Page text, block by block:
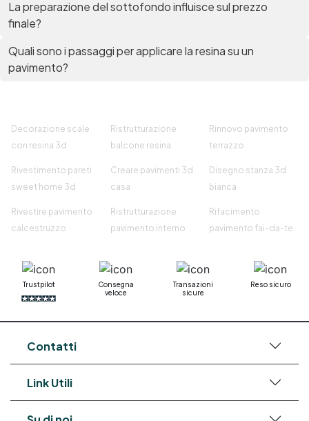
La preparazione del sottofondo influisce sul prezzo
finale?
Quali sono i passaggi per applicare la resina su un
pavimento?
Decorazione scale
con resina 3d
Ristrutturazione
balcone resina
Rinnovo pavimento
terrazzo
Rivestimento pareti
sweet home 3d
Creare pavimenti 3d
casa
Disegno stanza 3d
bianca
Rivestire pavimento
calcestruzzo
Ristrutturazione
pavimento interno
Rifacimento
pavimento fai-da-te
Trustpilot
Consegna
veloce
Transazioni
sicure
Reso sicuro
Contatti
Link Utili